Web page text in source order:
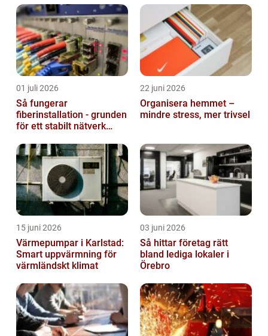
01 juli 2026
Så fungerar
fiberinstallation - grunden
för ett stabilt nätverk
22 juni 2026
Organisera hemmet –
mindre stress, mer trivsel
15 juni 2026
Värmepumpar i Karlstad:
Smart uppvärmning för
värmländskt klimat
03 juni 2026
Så hittar företag rätt
bland lediga lokaler i
Örebro